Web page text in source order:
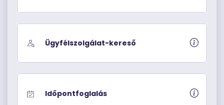
Ügyfélszolgálat-kereső
Időpontfoglalás